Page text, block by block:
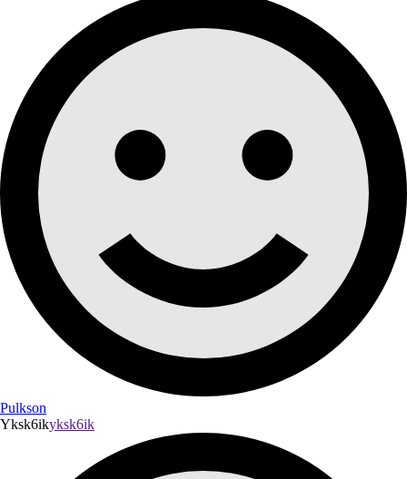
Pulkson
Yksk6ikyksk6ik